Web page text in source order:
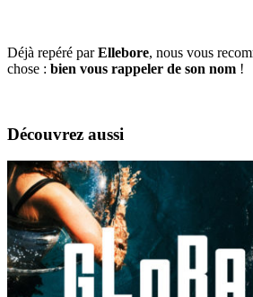
Déjà repéré parEllebore, nous vous
chose : bien vous rappeler de son nom !
Découvrez aussi